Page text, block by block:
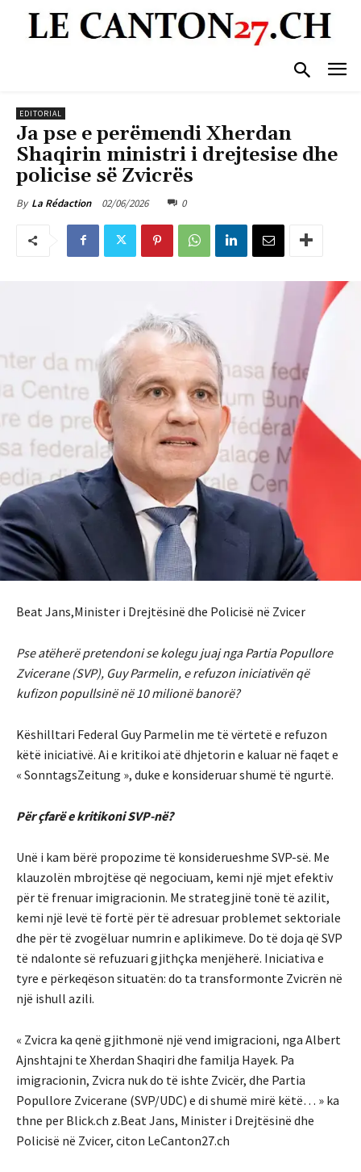
EDITORIAL
Ja pse e perëmendi Xherdan
Shaqirin ministri i drejtesise dhe
policise së Zvicrës
By La Rédaction 02/06/2026 0
Beat Jans,Minister i Drejtësinë dhe Policisë në Zvicer
Pse atëherë pretendoni se kolegu juaj nga Partia Popullore
Zvicerane (SVP), Guy Parmelin, e refuzon iniciativën që
kufizon popullsinë në 10 milionë banorë?
Këshilltari Federal Guy Parmelin me të vërtetë e refuzon
këtë iniciativë. Ai e kritikoi atë dhjetorin e kaluar në faqet e
« SonntagsZeitung », duke e konsideruar shumë të ngurtë.
Për çfarë e kritikoni SVP-në?
Unë i kam bërë propozime të konsiderueshme SVP-së. Me
klauzolën mbrojtëse që negociuam, kemi një mjet efektiv
për të frenuar imigracionin. Me strategjinë tonë të azilit,
kemi një levë të fortë për të adresuar problemet sektoriale
dhe për të zvogëluar numrin e aplikimeve. Do të doja që SVP
të ndalonte së refuzuari gjithçka menjëherë. Iniciativa e
tyre e përkeqëson situatën: do ta transformonte Zvicrën në
një ishull azili.
« Zvicra ka qenë gjithmonë një vend imigracioni, nga Albert
Ajnshtajni te Xherdan Shaqiri dhe familja Hayek. Pa
imigracionin, Zvicra nuk do të ishte Zvicër, dhe Partia
Popullore Zvicerane (SVP/UDC) e di shumë mirë këtë… » ka
thne per Blick.ch z.Beat Jans, Minister i Drejtësinë dhe
Policisë në Zvicer, citon LeCanton27.ch